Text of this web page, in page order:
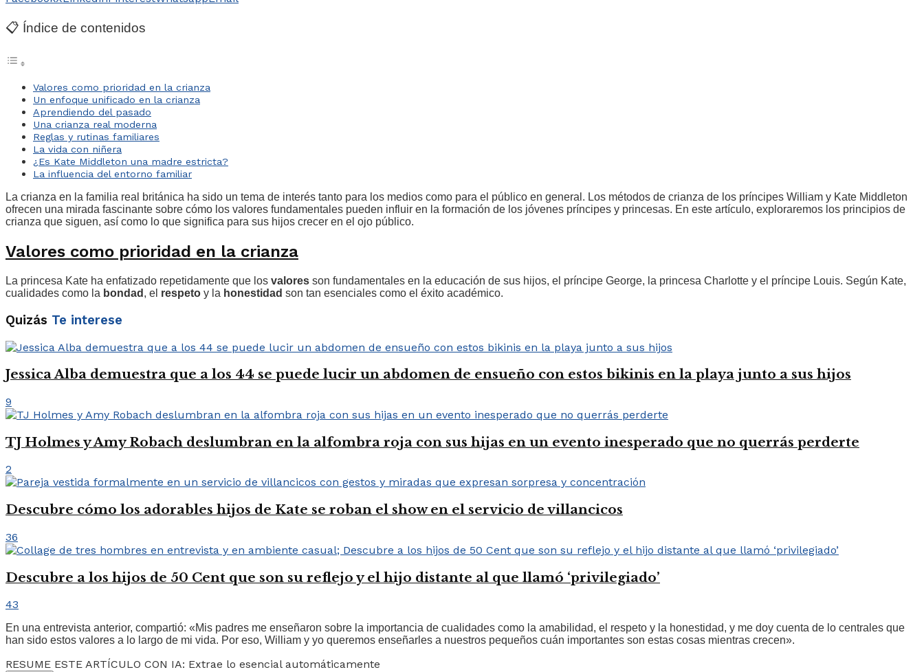
📋 Índice de contenidos
Valores como prioridad en la crianza
Un enfoque unificado en la crianza
Aprendiendo del pasado
Una crianza real moderna
Reglas y rutinas familiares
La vida con niñera
¿Es Kate Middleton una madre estricta?
La influencia del entorno familiar
La crianza en la familia real británica ha sido un tema de interés tanto para los medios como para el público en general. Los métodos de crianza de los príncipes William y Kate Middleton
ofrecen una mirada fascinante sobre cómo los valores fundamentales pueden influir en la formación de los jóvenes príncipes y princesas. En este artículo, exploraremos los principios de
crianza que siguen, así como lo que significa para sus hijos crecer en el ojo público.
Valores como prioridad en la crianza
La princesa Kate ha enfatizado repetidamente que los valores son fundamentales en la educación de sus hijos, el príncipe George, la princesa Charlotte y el príncipe Louis. Según Kate,
cualidades como la bondad , el respeto y la honestidad son tan esenciales como el éxito académico.
Quizás Te interese
Jessica Alba demuestra que a los 44 se puede lucir un abdomen de ensueño con estos bikinis en la playa junto a sus hijos
9
TJ Holmes y Amy Robach deslumbran en la alfombra roja con sus hijas en un evento inesperado que no querrás perderte
2
Descubre cómo los adorables hijos de Kate se roban el show en el servicio de villancicos
36
Descubre a los hijos de 50 Cent que son su reflejo y el hijo distante al que llamó ‘privilegiado’
43
En una entrevista anterior, compartió: «Mis padres me enseñaron sobre la importancia de cualidades como la amabilidad, el respeto y la honestidad, y me doy cuenta de lo centrales que
han sido estos valores a lo largo de mi vida. Por eso, William y yo queremos enseñarles a nuestros pequeños cuán importantes son estas cosas mientras crecen».
RESUME ESTE ARTÍCULO CON IA: Extrae lo esencial automáticamente